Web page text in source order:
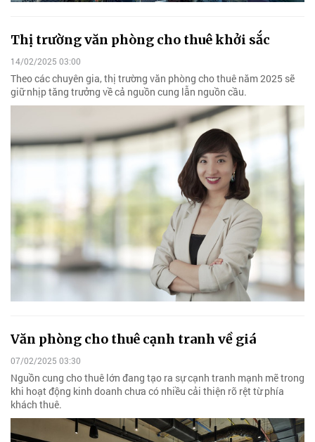
Thị trường văn phòng cho thuê khởi sắc
14/02/2025 03:00
Theo các chuyên gia, thị trường văn phòng cho thuê năm 2025 sẽ
giữ nhịp tăng trưởng về cả nguồn cung lẫn nguồn cầu.
Văn phòng cho thuê cạnh tranh về giá
07/02/2025 03:30
Nguồn cung cho thuê lớn đang tạo ra sự cạnh tranh mạnh mẽ trong
khi hoạt động kinh doanh chưa có nhiều cải thiện rõ rệt từ phía
khách thuê.